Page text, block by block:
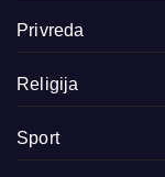
Privreda
Religija
Sport